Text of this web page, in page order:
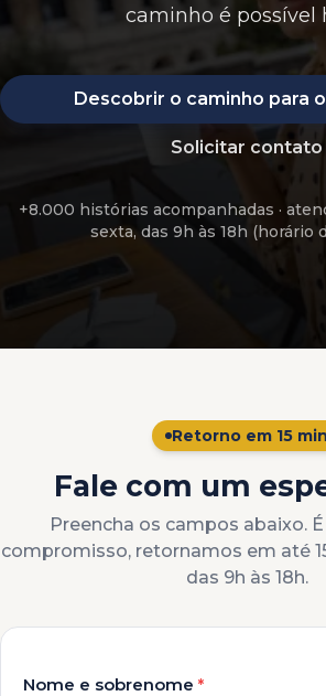
caminho é possível
Descobrir o caminho para
Solicitar contato
+8.000 histórias acompanhadas ·
sexta, das 9h às 18h (horário
Retorno em 15 min
Fale com um
Preencha os campos abaixo.
compromisso, retornamos em até
das 9h às 18h.
Nome e sobrenome *